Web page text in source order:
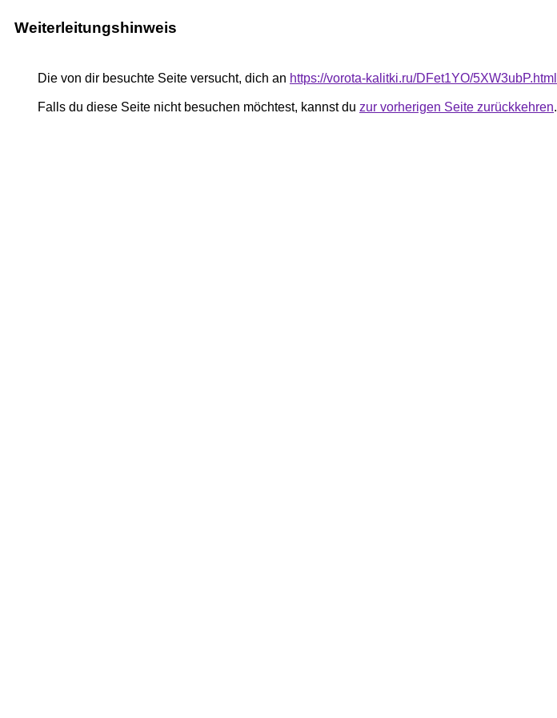
Weiterleitungshinweis
Die von dir besuchte Seite versucht, dich an https://vorota-kalitki.ru/DFet1YO/5XW3ubP.html
Falls du diese Seite nicht besuchen möchtest, kannst du zur vorherigen Seite zurückkehren.